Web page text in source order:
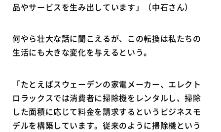
品やサービスを生み出しています」（中石さん）
何やら壮大な話に聞こえるが、この転換は私たちの
生活にも大きな変化を与えるという。
「たとえばスウェーデンの家電メーカー、エレクト
ロラックスでは消費者に掃除機をレンタルし、掃除
した面積に応じて料金を請求するというビジネスモ
デルを構築しています。従来のように掃除機という